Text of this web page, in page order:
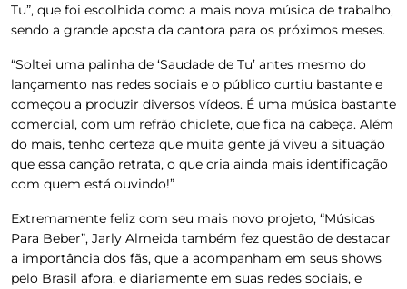
Tu”, que foi escolhida como a mais nova música de trabalho,
sendo a grande aposta da cantora para os próximos meses.
“Soltei uma palinha de ‘Saudade de Tu’ antes mesmo do
lançamento nas redes sociais e o público curtiu bastante e
começou a produzir diversos vídeos. É uma música bastante
comercial, com um refrão chiclete, que fica na cabeça. Além
do mais, tenho certeza que muita gente já viveu a situação
que essa canção retrata, o que cria ainda mais identificação
com quem está ouvindo!”
Extremamente feliz com seu mais novo projeto, “Músicas
Para Beber”, Jarly Almeida também fez questão de destacar
a importância dos fãs, que a acompanham em seus shows
pelo Brasil afora, e diariamente em suas redes sociais, e